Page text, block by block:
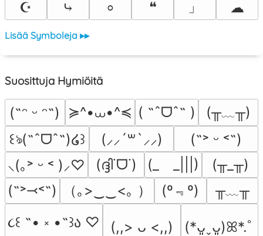
☪
⤷ ⸰ ❝ 」 ☁
Lisää Symboleja ▸▸
Suosittuja Hymiöitä
(˶ᵔ ᵕ ᵔ˶) ≽^•⩊•^≼ ( ˶ˆᗜˆ˵ )
(╥﹏╥)
꒰ঌ(˶ˆᗜˆ˵)໒꒱
(⸝⸝´꒳`⸝⸝)
(˶˃ ᵕ ˂˶)
⸜(｡˃ ᵕ ˂ )⸝♡
(ദ്ദി˙ᗜ˙) (_　_|||)
(╥_╥)
(˶˃⤙˂˶)
（｡>‿‿<｡ ） (º﹃º)
╥﹏╥
૮꒰ ˶• ༝ •˶꒱ა ♡
(,,> ᴗ <,,) (*ᴗ͈ˬᴗ͈)ꕤ*.ﾟ